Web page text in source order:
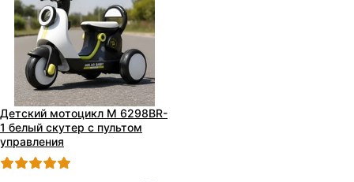
Детский мотоцикл M 6298BR-
1 белый скутер с пультом
управления